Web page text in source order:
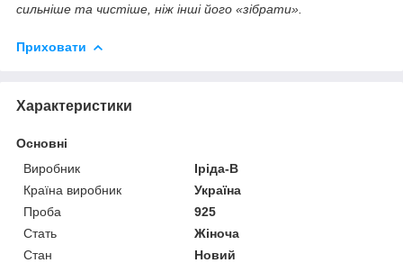
сильніше та чистіше, ніж інші його «зібрати».
Приховати
Характеристики
Основні
Виробник
Іріда-В
Країна виробник
Україна
Проба
925
Стать
Жіноча
Стан
Новий